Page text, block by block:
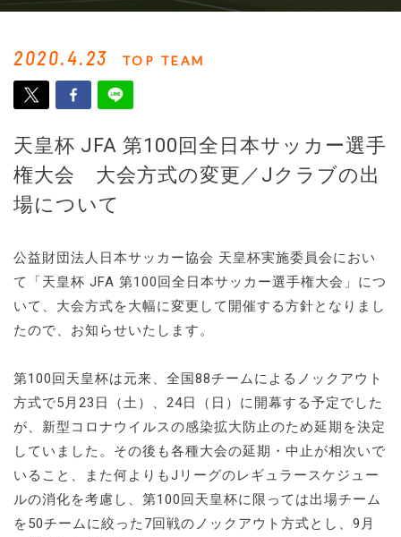
2020.4.23 TOP TEAM
天皇杯 JFA 第100回全日本サッカー選手
権大会 大会方式の変更／Jクラブの出
場について
公益財団法人日本サッカー協会 天皇杯実施委員会におい
て「天皇杯 JFA 第100回全日本サッカー選手権大会」につ
いて、大会方式を大幅に変更して開催する方針となりまし
たので、お知らせいたします。
第100回天皇杯は元来、全国88チームによるノックアウト
方式で5月23日（土）、24日（日）に開幕する予定でした
が、新型コロナウイルスの感染拡大防止のため延期を決定
していました。その後も各種大会の延期・中止が相次いで
いること、また何よりもJリーグのレギュラースケジュー
ルの消化を考慮し、第100回天皇杯に限っては出場チーム
を50チームに絞った7回戦のノックアウト方式とし、9月